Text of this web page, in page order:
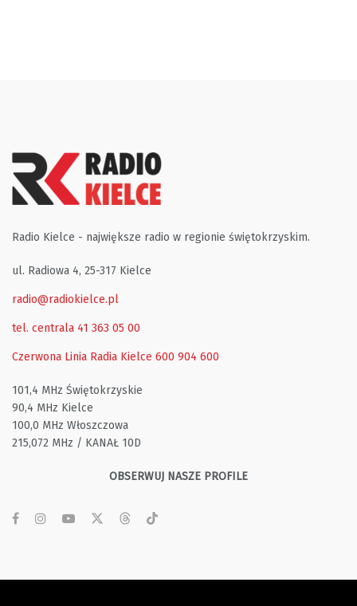
Radio Kielce - największe radio w regionie świętokrzyskim.
ul. Radiowa 4, 25-317 Kielce
radio@radiokielce.pl
tel. centrala 41 363 05 00
Czerwona Linia Radia Kielce 600 904 600
101,4 MHz Świętokrzyskie
90,4 MHz Kielce
100,0 MHz Włoszczowa
215,072 MHz / KANAŁ 10D
OBSERWUJ NASZE PROFILE